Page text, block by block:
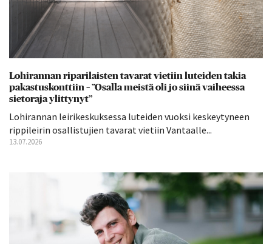
Lohirannan riparilaisten tavarat vietiin luteiden takia
pakastuskonttiin – ”Osalla meistä oli jo siinä vaiheessa
sietoraja ylittynyt”
Lohirannan leirikeskuksessa luteiden vuoksi keskeytyneen
rippileirin osallistujien tavarat vietiin Vantaalle...
13.07.2026